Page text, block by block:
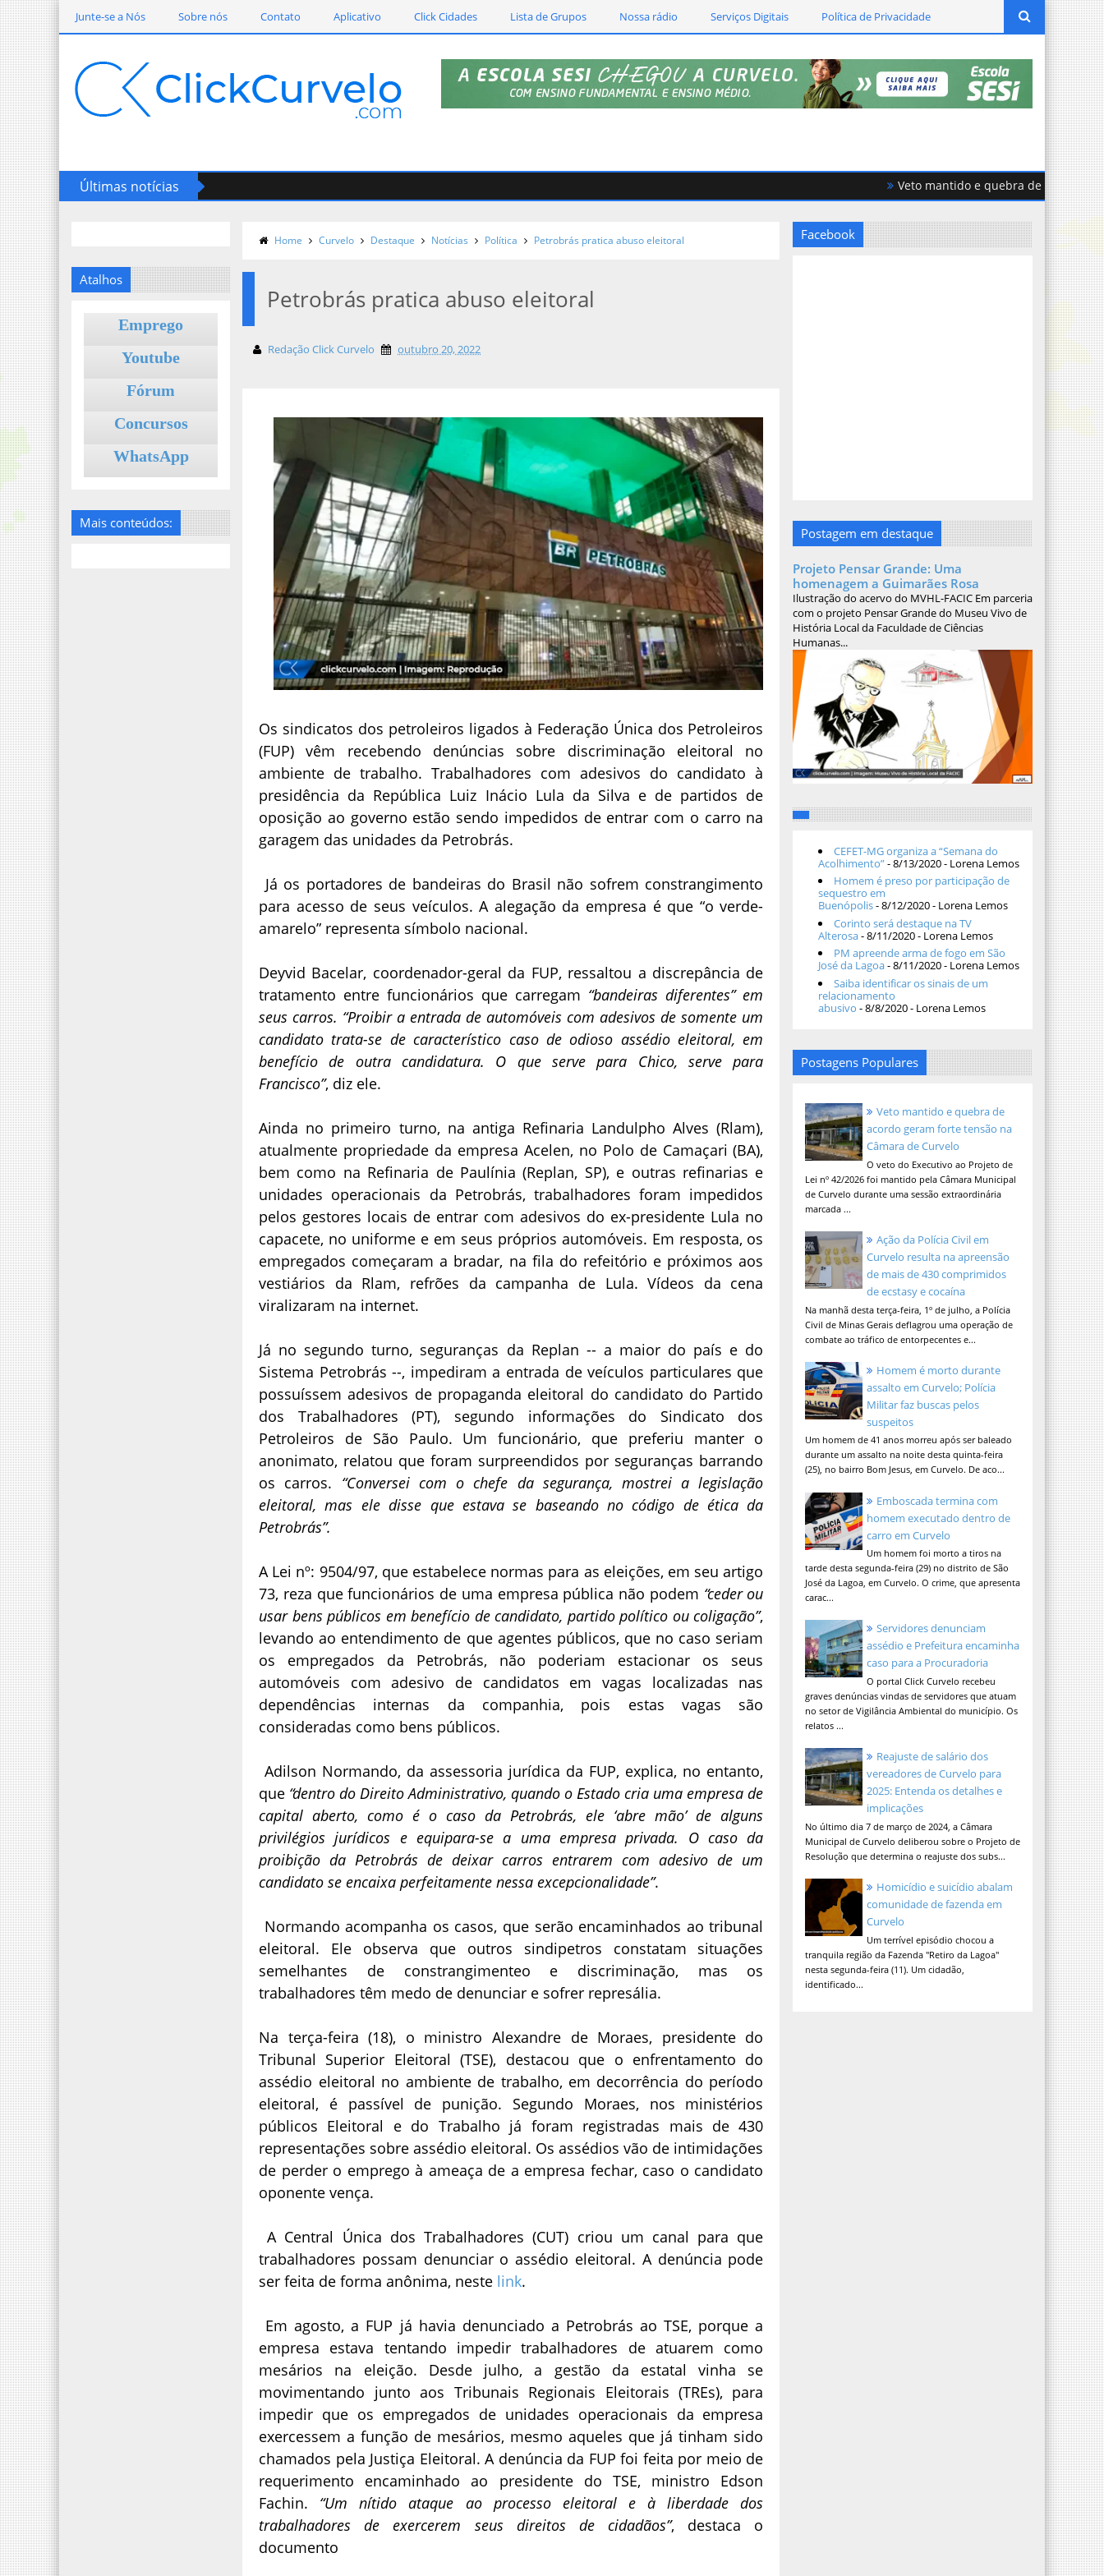
Junte-se a Nós Sobre nós Contato Aplicativo Click Cidades Lista de Grupos Nossa rádio Serviços Digitais Política de Privacidade
Últimas notícias Veto mantido e quebra de acordo geram
Atalhos
Emprego
Youtube
Fórum
Concursos
WhatsApp
Mais conteúdos:
Home Curvelo Destaque Notícias Política Petrobrás pratica abuso eleitoral
Petrobrás pratica abuso eleitoral
Redação Click Curvelo outubro 20, 2022
Os sindicatos dos petroleiros ligados à Federação Única dos Petroleiros
(FUP) vêm recebendo denúncias sobre discriminação eleitoral no
ambiente de trabalho. Trabalhadores com adesivos do candidato à
presidência da República Luiz Inácio Lula da Silva e de partidos de
oposição ao governo estão sendo impedidos de entrar com o carro na
garagem das unidades da Petrobrás.
Já os portadores de bandeiras do Brasil não sofrem constrangimento
para acesso de seus veículos. A alegação da empresa é que “o verde-
amarelo” representa símbolo nacional.
Deyvid Bacelar, coordenador-geral da FUP, ressaltou a discrepância de
tratamento entre funcionários que carregam “bandeiras diferentes” em
seus carros. “Proibir a entrada de automóveis com adesivos de somente um
candidato trata-se de característico caso de odioso assédio eleitoral, em
benefício de outra candidatura. O que serve para Chico, serve para
Francisco”, diz ele.
Ainda no primeiro turno, na antiga Refinaria Landulpho Alves (Rlam),
atualmente propriedade da empresa Acelen, no Polo de Camaçari (BA),
bem como na Refinaria de Paulínia (Replan, SP), e outras refinarias e
unidades operacionais da Petrobrás, trabalhadores foram impedidos
pelos gestores locais de entrar com adesivos do ex-presidente Lula no
capacete, no uniforme e em seus próprios automóveis. Em resposta, os
empregados começaram a bradar, na fila do refeitório e próximos aos
vestiários da Rlam, refrões da campanha de Lula. Vídeos da cena
viralizaram na internet.
Já no segundo turno, seguranças da Replan -- a maior do país e do
Sistema Petrobrás --, impediram a entrada de veículos particulares que
possuíssem adesivos de propaganda eleitoral do candidato do Partido
dos Trabalhadores (PT), segundo informações do Sindicato dos
Petroleiros de São Paulo. Um funcionário, que preferiu manter o
anonimato, relatou que foram surpreendidos por seguranças barrando
os carros. “Conversei com o chefe da segurança, mostrei a legislação
eleitoral, mas ele disse que estava se baseando no código de ética da
Petrobrás”.
A Lei nº: 9504/97, que estabelece normas para as eleições, em seu artigo
73, reza que funcionários de uma empresa pública não podem “ceder ou
usar bens públicos em benefício de candidato, partido político ou coligação”,
levando ao entendimento de que agentes públicos, que no caso seriam
os empregados da Petrobrás, não poderiam estacionar os seus
automóveis com adesivo de candidatos em vagas localizadas nas
dependências internas da companhia, pois estas vagas são
consideradas como bens públicos.
Adilson Normando, da assessoria jurídica da FUP, explica, no entanto,
que “dentro do Direito Administrativo, quando o Estado cria uma empresa de
capital aberto, como é o caso da Petrobrás, ele ‘abre mão’ de alguns
privilégios jurídicos e equipara-se a uma empresa privada. O caso da
proibição da Petrobrás de deixar carros entrarem com adesivo de um
candidato se encaixa perfeitamente nessa excepcionalidade”.
Normando acompanha os casos, que serão encaminhados ao tribunal
eleitoral. Ele observa que outros sindipetros constatam situações
semelhantes de constrangimenteo e discriminação, mas os
trabalhadores têm medo de denunciar e sofrer represália.
Na terça-feira (18), o ministro Alexandre de Moraes, presidente do
Tribunal Superior Eleitoral (TSE), destacou que o enfrentamento do
assédio eleitoral no ambiente de trabalho, em decorrência do período
eleitoral, é passível de punição. Segundo Moraes, nos ministérios
públicos Eleitoral e do Trabalho já foram registradas mais de 430
representações sobre assédio eleitoral. Os assédios vão de intimidações
de perder o emprego à ameaça de a empresa fechar, caso o candidato
oponente vença.
A Central Única dos Trabalhadores (CUT) criou um canal para que
trabalhadores possam denunciar o assédio eleitoral. A denúncia pode
ser feita de forma anônima, neste link.
Em agosto, a FUP já havia denunciado a Petrobrás ao TSE, porque a
empresa estava tentando impedir trabalhadores de atuarem como
mesários na eleição. Desde julho, a gestão da estatal vinha se
movimentando junto aos Tribunais Regionais Eleitorais (TREs), para
impedir que os empregados de unidades operacionais da empresa
exercessem a função de mesários, mesmo aqueles que já tinham sido
chamados pela Justiça Eleitoral. A denúncia da FUP foi feita por meio de
requerimento encaminhado ao presidente do TSE, ministro Edson
Fachin. “Um nítido ataque ao processo eleitoral e à liberdade dos
trabalhadores de exercerem seus direitos de cidadãos”, destaca o
documento
Facebook
Postagem em destaque
Projeto Pensar Grande: Uma
homenagem a Guimarães Rosa
Ilustração do acervo do MVHL-FACIC Em parceria
com o projeto Pensar Grande do Museu Vivo de
História Local da Faculdade de Ciências
Humanas...
CEFET-MG organiza a “Semana do
Acolhimento”- 8/13/2020- Lorena Lemos
Homem é preso por participação de
sequestro em
Buenópolis- 8/12/2020- Lorena Lemos
Corinto será destaque na TV
Alterosa- 8/11/2020- Lorena Lemos
PM apreende arma de fogo em São
José da Lagoa- 8/11/2020- Lorena Lemos
Saiba identificar os sinais de um
relacionamento
abusivo - 8/8/2020- Lorena Lemos
Postagens Populares
Veto mantido e quebra de
acordo geram forte tensão na
Câmara de Curvelo
O veto do Executivo ao Projeto de
Lei nº 42/2026 foi mantido pela Câmara Municipal
de Curvelo durante uma sessão extraordinária
marcada ...
Ação da Polícia Civil em
Curvelo resulta na apreensão
de mais de 430 comprimidos
de ecstasy e cocaína
Na manhã desta terça-feira, 1º de julho, a Polícia
Civil de Minas Gerais deflagrou uma operação de
combate ao tráfico de entorpecentes e...
Homem é morto durante
assalto em Curvelo; Polícia
Militar faz buscas pelos
suspeitos
Um homem de 41 anos morreu após ser baleado
durante um assalto na noite desta quinta-feira
(25), no bairro Bom Jesus, em Curvelo. De aco...
Emboscada termina com
homem executado dentro de
carro em Curvelo
Um homem foi morto a tiros na
tarde desta segunda-feira (29) no distrito de São
José da Lagoa, em Curvelo. O crime, que apresenta
carac...
Servidores denunciam
assédio e Prefeitura encaminha
caso para a Procuradoria
O portal Click Curvelo recebeu
graves denúncias vindas de servidores que atuam
no setor de Vigilância Ambiental do município. Os
relatos ...
Reajuste de salário dos
vereadores de Curvelo para
2025: Entenda os detalhes e
implicações
No último dia 7 de março de 2024, a Câmara
Municipal de Curvelo deliberou sobre o Projeto de
Resolução que determina o reajuste dos subs...
Homicídio e suicídio abalam
comunidade de fazenda em
Curvelo
Um terrível episódio chocou a
tranquila região da Fazenda "Retiro da Lagoa"
nesta segunda-feira (11). Um cidadão,
identificado...